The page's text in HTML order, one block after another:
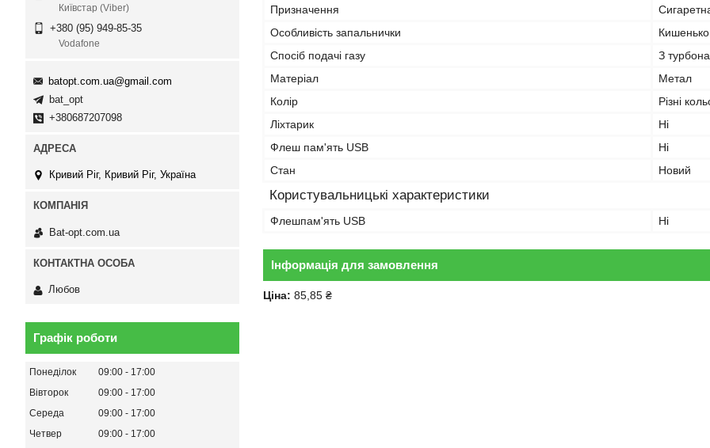
Призначення
Особливість запальнички
Спосіб подачі газу
З
Матеріал
Метал
Колір
Різні
Ліхтарик
Ні
Флеш пам'ять USB
Ні
Стан
Новий
Користувальницькі характеристики
Флешпам'ять USB Ні
Інформація для замовлення
Ціна: 85,85 ₴
Київстар (Viber)
+380 (95) 949-85-35
Vodafone
batopt.com.ua@gmail.com
bat_opt
+380687207098
Кривий Ріг, Кривий Ріг, Україна
Bat-opt.com.ua
Любов
Графік роботи
Понеділок 09:00
17:00
Вівторок
09:00
17:00
Середа
09:00
17:00
Четвер
09:00
17:00